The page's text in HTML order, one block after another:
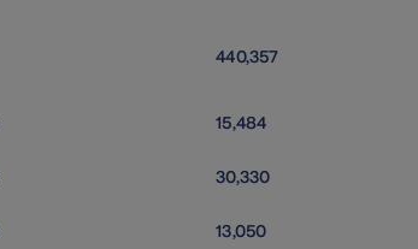
440,357
15,484
30,330
13,050